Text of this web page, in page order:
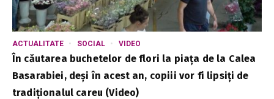
ACTUALITATE SOCIAL VIDEO
În căutarea buchetelor de flori la piața de la Calea
Basarabiei, deși în acest an, copiii vor fi lipsiți de
tradiționalul careu (Video)